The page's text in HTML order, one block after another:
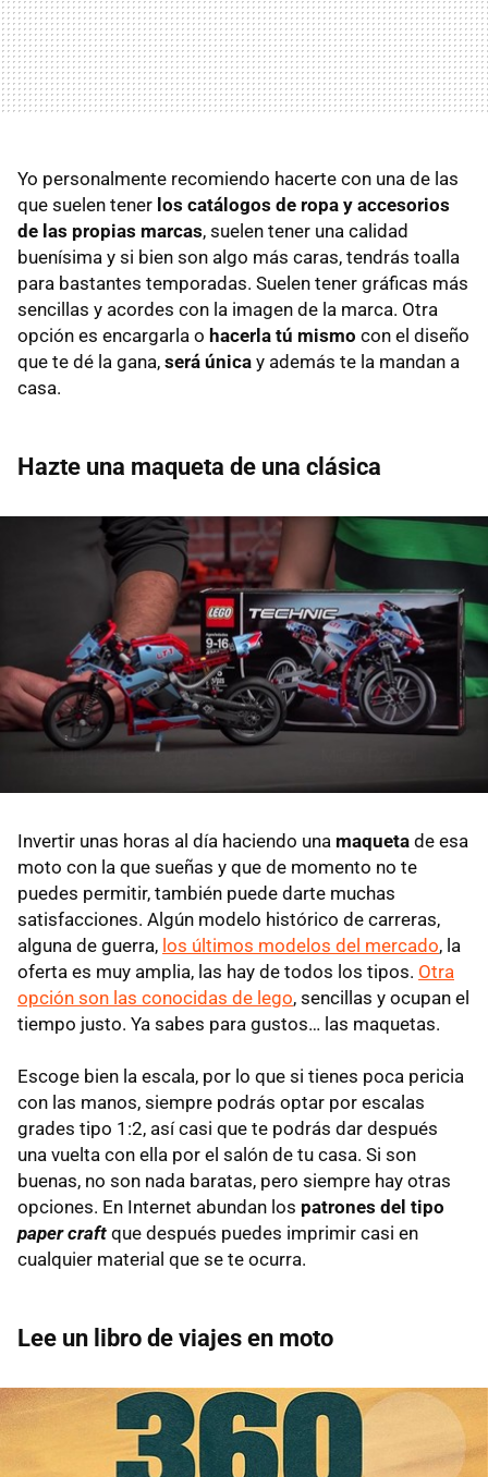
Yo personalmente recomiendo hacerte con una de las
que suelen tener los catálogos de ropa y accesorios
de las propias marcas, suelen tener una calidad
buenísima y si bien son algo más caras, tendrás toalla
para bastantes temporadas. Suelen tener gráficas más
sencillas y acordes con la imagen de la marca. Otra
opción es encargarla o hacerla tú mismo con el diseño
que te dé la gana, será única y además te la mandan a
casa.
Hazte una maqueta de una clásica
Invertir unas horas al día haciendo una maqueta de esa
moto con la que sueñas y que de momento no te
puedes permitir, también puede darte muchas
satisfacciones. Algún modelo histórico de carreras,
alguna de guerra, los últimos modelos del mercado, la
oferta es muy amplia, las hay de todos los tipos. Otra
opción son las conocidas de lego, sencillas y ocupan el
tiempo justo. Ya sabes para gustos… las maquetas.
Escoge bien la escala, por lo que si tienes poca pericia
con las manos, siempre podrás optar por escalas
grades tipo 1:2, así casi que te podrás dar después
una vuelta con ella por el salón de tu casa. Si son
buenas, no son nada baratas, pero siempre hay otras
opciones. En Internet abundan los patrones del tipo
paper craft que después puedes imprimir casi en
cualquier material que se te ocurra.
Lee un libro de viajes en moto